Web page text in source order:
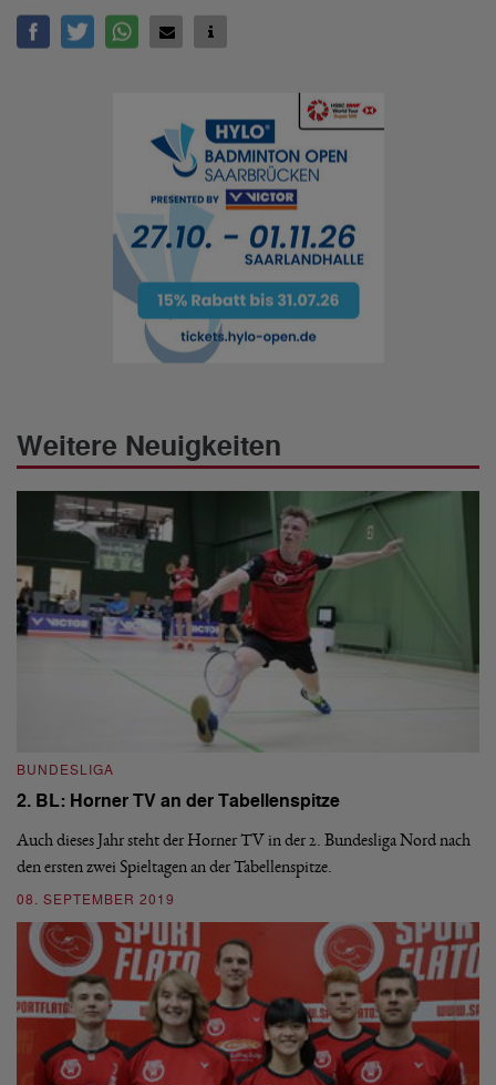
Weitere Neuigkeiten
BUNDESLIGA
2. BL: Horner TV an der Tabellenspitze
Auch dieses Jahr steht der Horner TV in der 2. Bundesliga Nord nach
den ersten zwei Spieltagen an der Tabellenspitze.
08. SEPTEMBER 2019